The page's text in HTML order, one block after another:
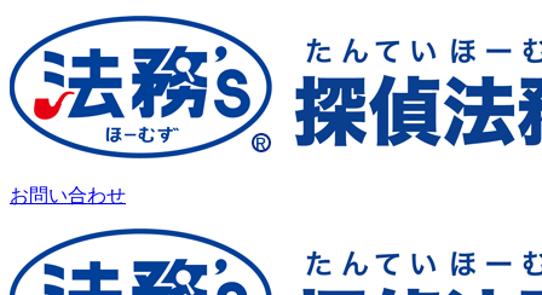
お問い合わせ